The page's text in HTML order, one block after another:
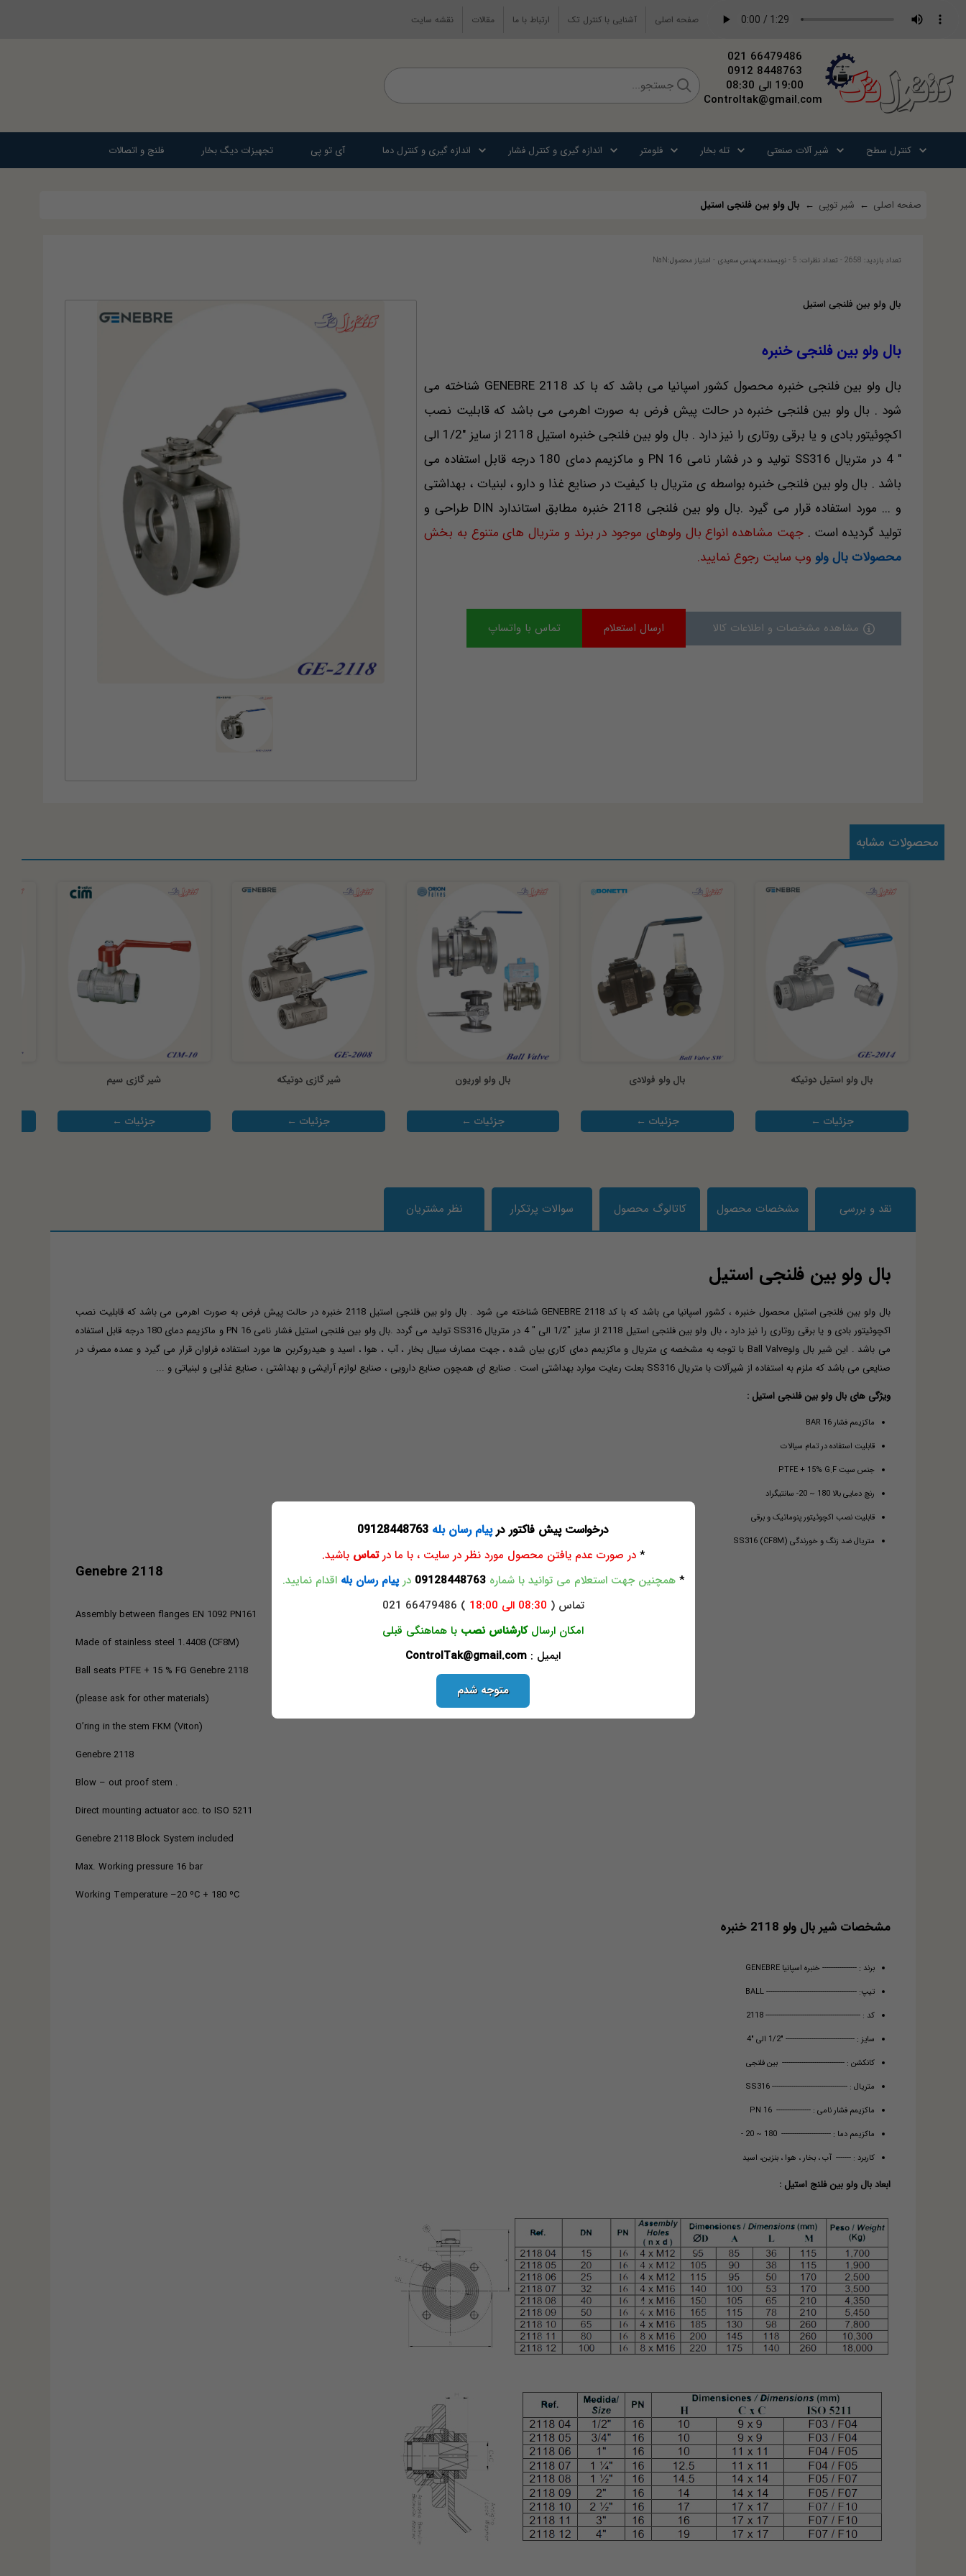
کنترلتک
66479486 021
8448763 0912
19:00 الی 08:30
Controltak@gmail.com
صفحه اصلی آشنایی با کنترل تک ارتباط با ما مقالات نقشه سایت
کنترل سطح شیر آلات صنعتی تله بخار فلومتر اندازه گیری و کنترل فشار اندازه گیری و کنترل دما آی تو پی تجهیزات دیگ بخار فلنج و اتصالات
صفحه اصلی ← شیر توپی ← بال ولو بین فلنجی استیل
تعداد بازدید: 2658 - تعداد نظرات: 5 - نویسنده:مهندس سعیدی - امتیاز محصول:NaN
بال ولو بین فلنجی استیل
بال ولو بین فلنجی خنبره
بال ولو بین فلنجی خنبره محصول کشور اسپانیا می باشد که با کد 2118 GENEBRE شناخته می
شود . بال ولو بین فلنجی خنبره در حالت پیش فرض به صورت اهرمی می باشد که قابلیت نصب
اکچوئیتور بادی و یا برقی روتاری را نیز دارد . بال ولو بین فلنجی خنبره استیل 2118 از سایز "1/2 الی
" 4 در متریال SS316 تولید و در فشار نامی PN 16 و ماکزیمم دمای 180 درجه قابل استفاده می
باشد . بال ولو بین فلنجی خنبره بواسطه ی متریال با کیفیت در صنایع غذا و دارو ، لبنیات ، بهداشتی
و ... مورد استفاده قرار می گیرد .بال ولو بین فلنجی 2118 خنبره مطابق استاندارد DIN طراحی و
تولید گردیده است .جهت مشاهده انواع بال ولوهای موجود در برند و متریال های متنوع به بخش
محصولات بال ولو وب سایت رجوع نمایید.
مشاهده مشخصات و اطلاعات کالا ارسال استعلام تماس با واتساپ
محصولات مشابه
بال ولو استیل دوتیکه
جزئیات ←
بال ولو فولادی
جزئیات ←
بال ولو اوریون
جزئیات ←
شیر گازی دوتیکه
جزئیات ←
شیر گازی سیم
جزئیات ←
نقد و بررسی مشخصات محصول کاتالوگ محصول سوالات پرتکرار نظر مشتریان
بال ولو بین فلنجی استیل
بال ولو بین فلنجی استیل محصول خنبره ، کشور اسپانیا می باشد که با کد 2118 GENEBRE شناخته می شود . بال ولو بین فلنجی استیل 2118 خنبره در حالت پیش فرض به صورت اهرمی می باشد که قابلیت نصب
اکچوئیتور بادی و یا برقی روتاری را نیز دارد ، بال ولو بین فلنجی استیل 2118 از سایز "1/2 الی " 4 در متریال SS316 تولید می گردد .بال ولو بین فلنجی استیل فشار نامی PN 16 و ماکزیمم دمای 180 درجه قابل استفاده
می باشد . این شیر بال ولوBall Valve با توجه به مشخصه ی متریال و ماکزیمم دمای کاری بیان شده ، جهت مصارف سیال بخار ، آب ، هوا ، اسید و هیدروکربن ها مورد استفاده فراوان قرار می گیرد و عمده مصرف در
صنایعی می باشد که ملزم به استفاده از شیرآلات با متریال SS316 بعلت رعایت موارد بهداشتی است . صنایع ای همچون صنایع دارویی ، صنایع لوازم آرایشی و بهداشتی ، صنایع غذایی و لبنیاتی و ...
ویژگی های بال ولو بین فلنجی استیل :
ماکزیمم فشار 16 BAR
قابلیت استفاده در تمام سیالات
جنس سیت PTFE + 15% G.F
رنچ دمایی بالا 180 ~ 20- سانتیگراد
قابلیت نصب اکچوئیتور پنوماتیک و برقی
متریال ضد زنگ و خورندگی (SS316 (CF8M
Genebre 2118
Assembly between flanges EN 1092 PN161
Ball seats PTFE + 15 % FG Genebre 2118
(please ask for other materials)
Genebre 2118
. Blow – out proof stem
Direct mounting actuator acc. to ISO 5211
Genebre 2118 Block System included
مشخصات شیر بال ولو 2118 خنبره
برند : ---------------- خنبره اسپانیا GENEBRE
تیپ: ------------------------------------------ BALL
کد : -------------------------------------------- 2118
سایز : -------------------------------- "1/2 الی "4
کانکشن : ----------------------------- بین فلنجی
متریال : ----------------------------------- SS316
ماکزیمم فشار نامی : ---------------- PN 16
ماکزیمم دما : ----------------------- 180 ~ 20 -
کاربرد : ------- آب ، بخار ، هوا ، بنزین، اسید
ابعاد بال ولو بین فلنج استیل :
درخواست پیش فاکتور درپیام رسان بله
*در صورت عدم یافتن محصول مورد نظر در سایت ، با ما درتماس باشید.
*همچنین جهت استعلام می توانید با شماره09128448763 درپیام رسان بله اقدام نمایید.
تماس ( 08:30 الی 18:00
) 66479486 021
امکان ارسالکارشناس نصب با هماهنگی قبلی
ایمیل : ControlTak@gmail.com
متوجه شدم